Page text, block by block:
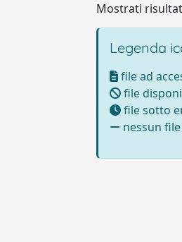
Mostrati
Legenda
file ad
file
file sotto
nessun